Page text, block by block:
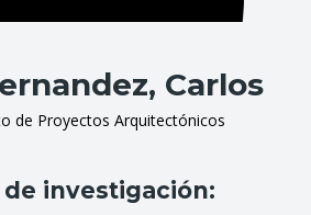
Carlos
de Proyectos Arquitectónicos
de investigación: